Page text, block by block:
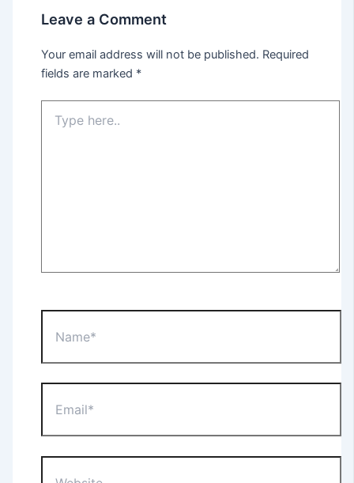
Leave a Comment
Your email address will not be published. Required
fields are marked *
here..